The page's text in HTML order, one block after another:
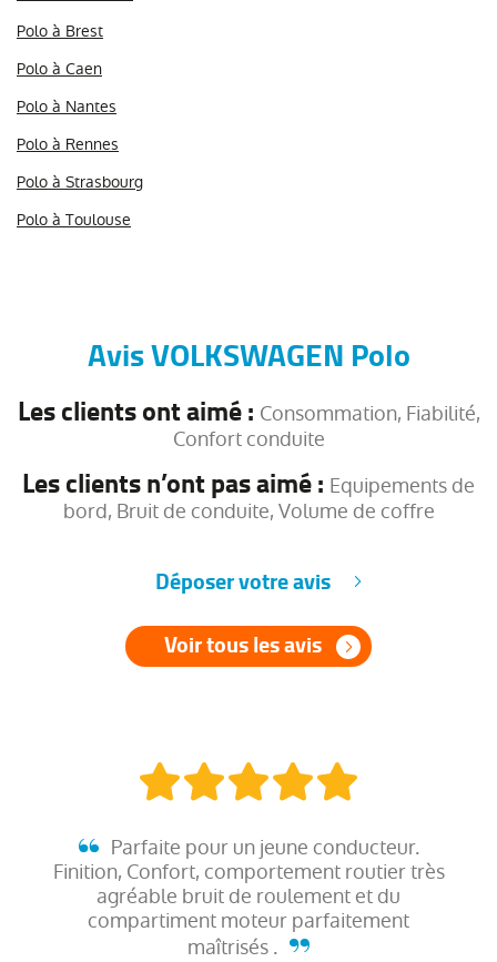
Polo à Brest
Polo à Caen
Polo à Nantes
Polo à Rennes
Polo à Strasbourg
Polo à Toulouse
Avis VOLKSWAGEN Polo
Les clients ont aimé : Consommation, Fiabilité,
Confort conduite
Les clients n’ont pas aimé : Equipements de
bord, Bruit de conduite, Volume de coffre
Déposer votre avis
Voir tous les avis
Parfaite pour un jeune conducteur.
Finition, Confort, comportement routier très
agréable bruit de roulement et du
compartiment moteur parfaitement
maîtrisés .